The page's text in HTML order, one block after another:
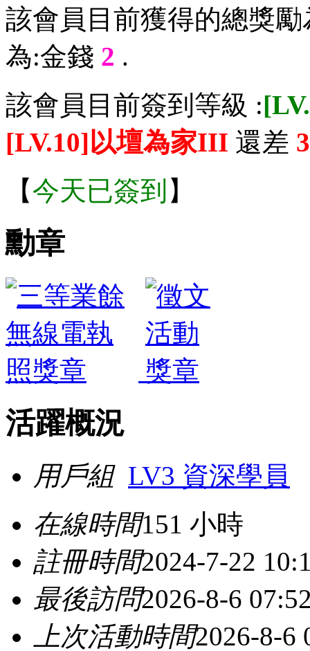
該會員目前獲得的總獎
為:金錢 2 .
該會員目前簽到等級 :
[LV.10]以壇為家III 還差
【今天已簽到 】
勳章
活躍概況
用戶組 LV3 資深學員
在線時間151 小時
註冊時間2024-7-22
最後訪問2026-8-6
上次活動時間2026-8-6